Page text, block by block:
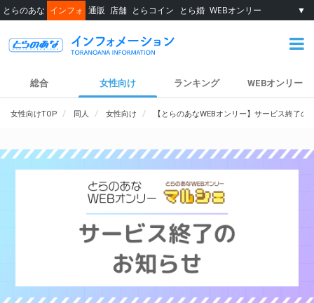
とらのあな インフォ 通販 店舗 とらコイン とら婚 WEBオンリー ▼
総合 女性向け ランキング WEBオンリー
女性向けTOP 同人 女性向け 【とらのあなWEBオンリー】サービス終了の